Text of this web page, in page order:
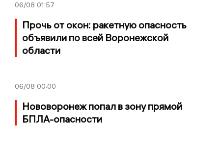
06/08 01:57
Прочь от окон: ракетную опасность
объявили по всей Воронежской
области
06/08 00:00
Нововоронеж попал в зону прямой
БПЛА-опасности